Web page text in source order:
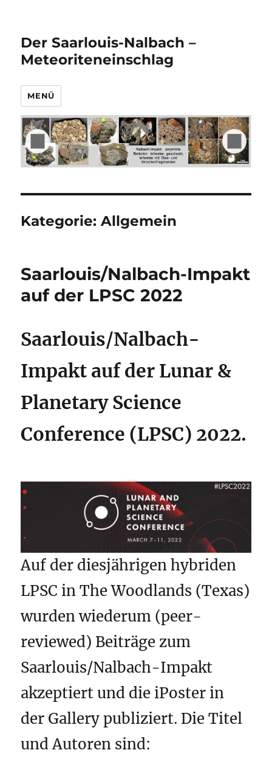
Der Saarlouis-Nalbach –
Meteoriteneinschlag
MENÜ
Kategorie:Allgemein
Saarlouis/Nalbach-Impakt
auf der LPSC 2022
Saarlouis/Nalbach-
Impakt auf der Lunar &
Planetary Science
Conference (LPSC) 2022.
Auf der diesjährigen hybriden
LPSC in The Woodlands (Texas)
wurden wiederum (peer-
reviewed) Beiträge zum
Saarlouis/Nalbach-Impakt
akzeptiert und die iPoster in
der Gallery publiziert. Die Titel
und Autoren sind: